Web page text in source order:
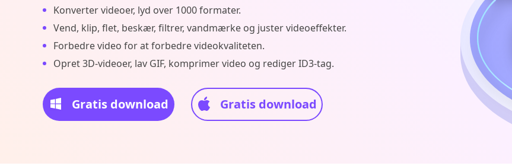
Konverter videoer, lyd over 1000 formater.
Vend, klip, flet, beskær, filtrer, vandmærke og juster videoeffekter.
Forbedre video for at forbedre videokvaliteten.
Opret 3D-videoer, lav GIF, komprimer video og rediger ID3-tag.
Gratis download Gratis download